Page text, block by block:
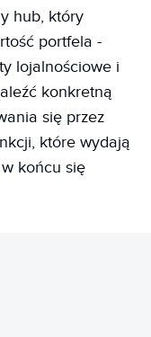
hub, który
portfela -
lojalnościowe i
konkretną
się przez
które wydają
końcu się